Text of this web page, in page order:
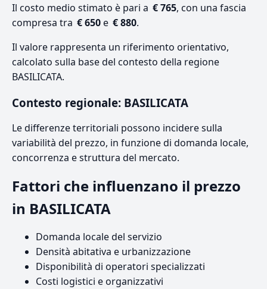
Il costo medio stimato è pari a € 765, con una fascia
compresa tra € 650e € 880.
Il valore rappresenta un riferimento orientativo,
calcolato sulla base del contesto della regione
BASILICATA.
Contesto regionale: BASILICATA
Le differenze territoriali possono incidere sulla
variabilità del prezzo, in funzione di domanda locale,
concorrenza e struttura del mercato.
Fattori che influenzano il prezzo
in BASILICATA
Domanda locale del servizio
Densità abitativa e urbanizzazione
Disponibilità di operatori specializzati
Costi logistici e organizzativi